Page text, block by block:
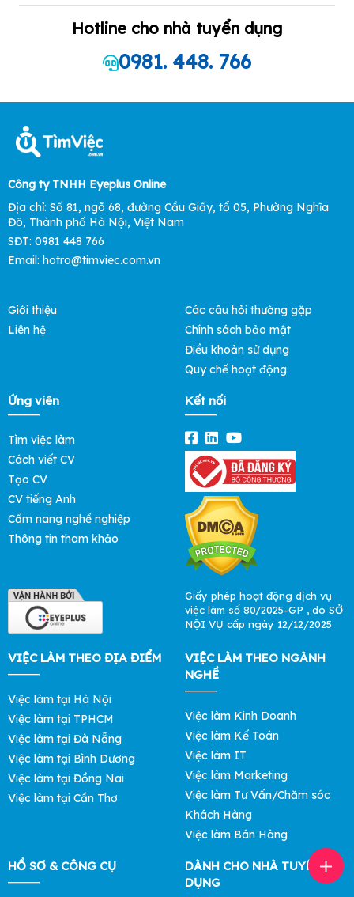
Hotline cho nhà tuyển dụng
0981. 448. 766
Công ty TNHH Eyeplus Online
Địa chỉ: Số 81, ngõ 68, đường Cầu Giấy, tổ 05, Phường Nghĩa
Đô, Thành phố Hà Nội, Việt Nam
SĐT: 0981 448 766
Email: hotro@timviec.com.vn
Giới thiệu
Liên hệ
Các câu hỏi thường gặp
Chính sách bảo mật
Điều khoản sử dụng
Quy chế hoạt động
Ứng viên
Tìm việc làm
Cách viết CV
Tạo CV
CV tiếng Anh
Cẩm nang nghề nghiệp
Thông tin tham khảo
Kết nối
Giấy phép hoạt động dịch vụ
việc làm số 80/2025-GP , do SỞ
NỘI VỤ cấp ngày 12/12/2025
VIỆC LÀM THEO ĐỊA ĐIỂM
Việc làm tại Hà Nội
Việc làm tại TPHCM
Việc làm tại Đà Nẵng
Việc làm tại Bình Dương
Việc làm tại Đồng Nai
Việc làm tại Cần Thơ
VIỆC LÀM THEO NGÀNH
NGHỀ
Việc làm Kinh Doanh
Việc làm Kế Toán
Việc làm IT
Việc làm Marketing
Việc làm Tư Vấn/Chăm sóc
Khách Hàng
Việc làm Bán Hàng
HỒ SƠ & CÔNG CỤ
DÀNH CHO NHÀ TUYỂN
DỤNG